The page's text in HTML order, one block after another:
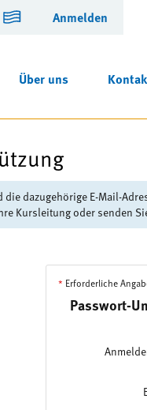
Anmelden
Über uns
dazugehörige E-Mail-
Kursleitung oder senden
* Erforderliche
Passwort-